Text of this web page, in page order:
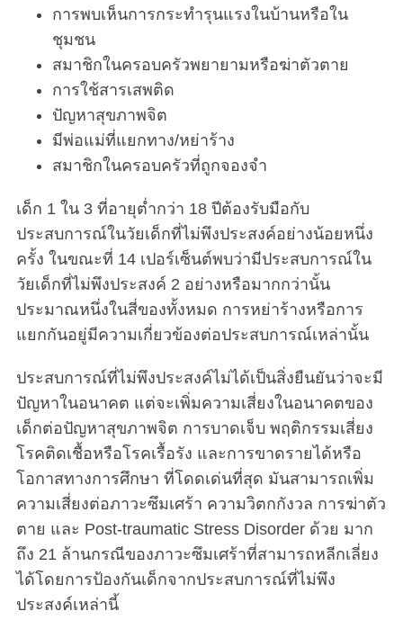
การพบเห็นการกระทำรุนแรงในบ้านหรือใน
ชุมชน
สมาชิกในครอบครัวพยายามหรือฆ่าตัวตาย
การใช้สารเสพติด
ปัญหาสุขภาพจิต
มีพ่อแม่ที่แยกทาง/หย่าร้าง
สมาชิกในครอบครัวที่ถูกจองจำ
เด็ก 1 ใน 3 ที่อายุต่ำกว่า 18 ปีต้องรับมือกับ
ประสบการณ์ในวัยเด็กที่ไม่พึงประสงค์อย่างน้อยหนึ่ง
ครั้ง ในขณะที่ 14 เปอร์เซ็นต์พบว่ามีประสบการณ์ใน
วัยเด็กที่ไม่พึงประสงค์ 2 อย่างหรือมากกว่านั้น
ประมาณหนึ่งในสี่ของทั้งหมด การหย่าร้างหรือการ
แยกกันอยู่มีความเกี่ยวข้องต่อประสบการณ์เหล่านั้น
ประสบการณ์ที่ไม่พึงประสงค์ไม่ได้เป็นสิ่งยืนยันว่าจะมี
ปัญหาในอนาคต แต่จะเพิ่มความเสี่ยงในอนาคตของ
เด็กต่อปัญหาสุขภาพจิต การบาดเจ็บ พฤติกรรมเสี่ยง
โรคติดเชื้อหรือโรคเรื้อรัง และการขาดรายได้หรือ
โอกาสทางการศึกษา ที่โดดเด่นที่สุด มันสามารถเพิ่ม
ความเสี่ยงต่อภาวะซึมเศร้า ความวิตกกังวล การฆ่าตัว
ตาย และ Post-traumatic Stress Disorder ด้วย มาก
ถึง 21 ล้านกรณีของภาวะซึมเศร้าที่สามารถหลีกเลี่ยง
ได้โดยการป้องกันเด็กจากประสบการณ์ที่ไม่พึง
ประสงค์เหล่านี้